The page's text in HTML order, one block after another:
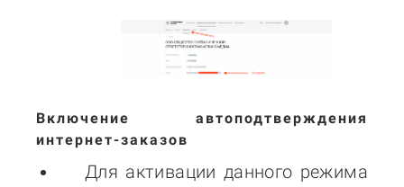
Включение автоподтверждения
интернет-заказов
Для активации данного режима